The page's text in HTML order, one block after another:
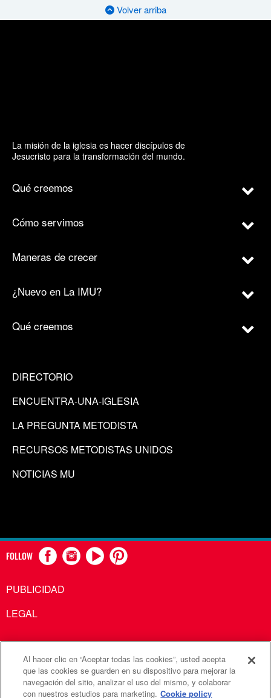
Volver arriba
La misión de la iglesia es hacer discípulos de
Jesucristo para la transformación del mundo.
Qué creemos
Cómo servimos
Maneras de crecer
¿Nuevo en La IMU?
Qué creemos
DIRECTORIO
ENCUENTRA-UNA-IGLESIA
LA PREGUNTA METODISTA
RECURSOS METODISTAS UNIDOS
NOTICIAS MU
FOLLOW
PUBLICIDAD
LEGAL
Comunicaciones Metodistas Unidas es una agencia de la
Iglesia Metodista Unida
Al hacer clic en “Aceptar todas las cookies”, usted acepta
que las cookies se guarden en su dispositivo para mejorar la
navegación del sitio, analizar el uso del mismo, y colaborar
con nuestros estudios para marketing. Cookie policy